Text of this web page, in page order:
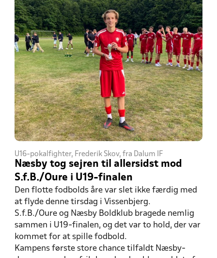
U16-pokalfighter, Frederik Skov, fra Dalum IF
Næsby tog sejren til allersidst mod
S.f.B./Oure i U19-finalen
Den flotte fodbolds åre var slet ikke færdig med
at flyde denne tirsdag i Vissenbjerg.
S.f.B./Oure og Næsby Boldklub bragede nemlig
sammen i U19-finalen, og det var to hold, der var
kommet for at spille fodbold.
Kampens første store chance tilfaldt Næsby-